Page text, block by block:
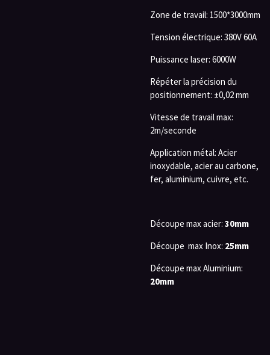
Zone de travail: 1500*3000mm
Tension électrique: 380V 60A
Puissance laser: 6000W
Répéter la précision du
positionnement: ±0,02 mm
Vitesse de travail max:
2m/seconde
Application métal: Acier
inoxydable, acier au carbone,
fer, aluminium, cuivre, etc.
Découpe max acier: 30mm
Découpe max Inox: 25mm
Découpe max Aluminium:
20mm